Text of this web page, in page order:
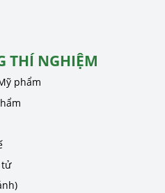
THÍ NGHIỆM
phẩm
tử